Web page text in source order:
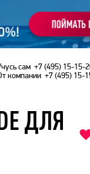
сам +7 (495) 15-15-
компании +7 (495) 15-
ДЛЯ